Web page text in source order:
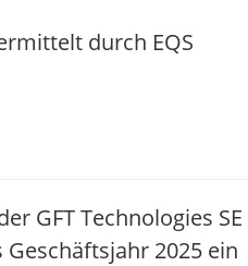
durch EQS
GFT Technologies SE
2025 ein